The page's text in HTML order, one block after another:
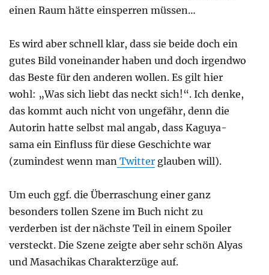
einen Raum hätte einsperren müssen…
Es wird aber schnell klar, dass sie beide doch ein
gutes Bild voneinander haben und doch irgendwo
das Beste für den anderen wollen. Es gilt hier
wohl: „Was sich liebt das neckt sich!“. Ich denke,
das kommt auch nicht von ungefähr, denn die
Autorin hatte selbst mal angab, dass Kaguya-
sama ein Einfluss für diese Geschichte war
(zumindest wenn man Twitter glauben will).
Um euch ggf. die Überraschung einer ganz
besonders tollen Szene im Buch nicht zu
verderben ist der nächste Teil in einem Spoiler
versteckt. Die Szene zeigte aber sehr schön Alyas
und Masachikas Charakterzüge auf.